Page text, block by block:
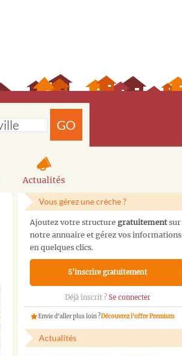
GO
Actualités
Vous gérez une crèche ?
Ajoutez votre structure gratuitementsur
notre annuaire et gérez vos informations
en quelques clics.
S'inscrire gratuitement
Déjà inscrit ? Se connecter
Envie d'aller plus loin ?Découvrez l'offre Premium
Actualités